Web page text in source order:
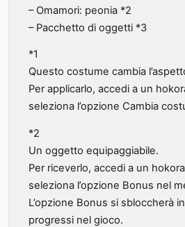
– Omamori: peonia *2
– Pacchetto di oggetti *3
*1
Questo costume cambia
Per applicarlo, accedi a un
seleziona l’opzione Cambia
*2
Un oggetto equipaggiabile.
Per riceverlo, accedi a un
seleziona l’opzione Bonus nel
L’opzione Bonus si sbloccherà
progressi nel gioco.